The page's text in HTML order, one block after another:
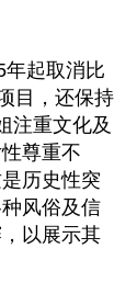
起取消比
目，还保持
注重文化及
尊重不
历史性突
风俗及信
以展示其